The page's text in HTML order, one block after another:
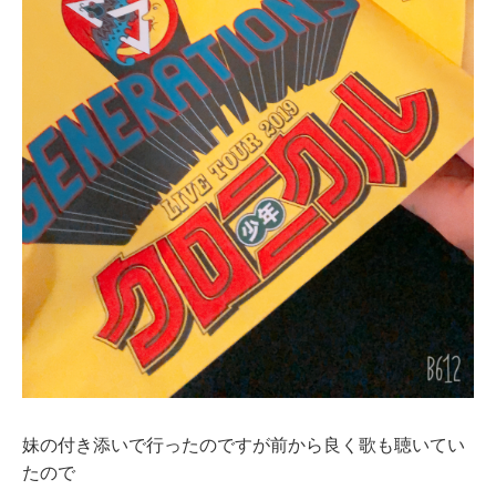
妹の付き添いで行ったのですが前から良く歌も聴いてい
たので